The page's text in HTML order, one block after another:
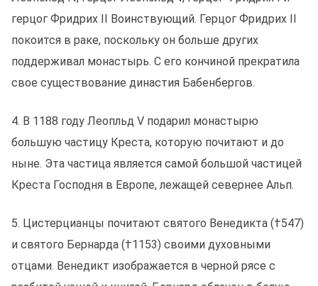
герцог Фридрих II Воинствующий. Герцог Фридрих II
покоится в раке, поскольку он больше других
поддерживал монастырь. С его кончиной прекратила
свое существование династия Бабенбергов.
4. В 1188 году Леопльд V подарил монастырю
большую частицу Креста, которую почитают и до
ныне. Эта частица является самой большой частицей
Креста Господня в Европе, лежащей севернее Альп.
5. Цистерцианцы почитают святого Венедикта (†547)
и святого Бернарда (†1153) своими духовными
oтцами. Венедикт изображается в черной рясе с